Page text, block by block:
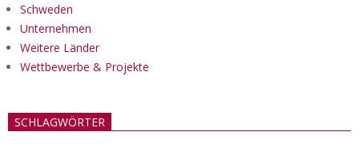
Schweden
Unternehmen
Weitere Länder
Wettbewerbe & Projekte
SCHLAGWÖRTER